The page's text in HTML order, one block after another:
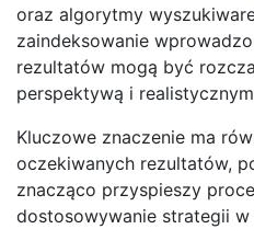
oraz algorytmy
zaindeksowanie
rezultatów mogą być
perspektywą i
Kluczowe znaczenie ma
oczekiwanych rezultatów,
znacząco przyspieszy
dostosowywanie strategii w